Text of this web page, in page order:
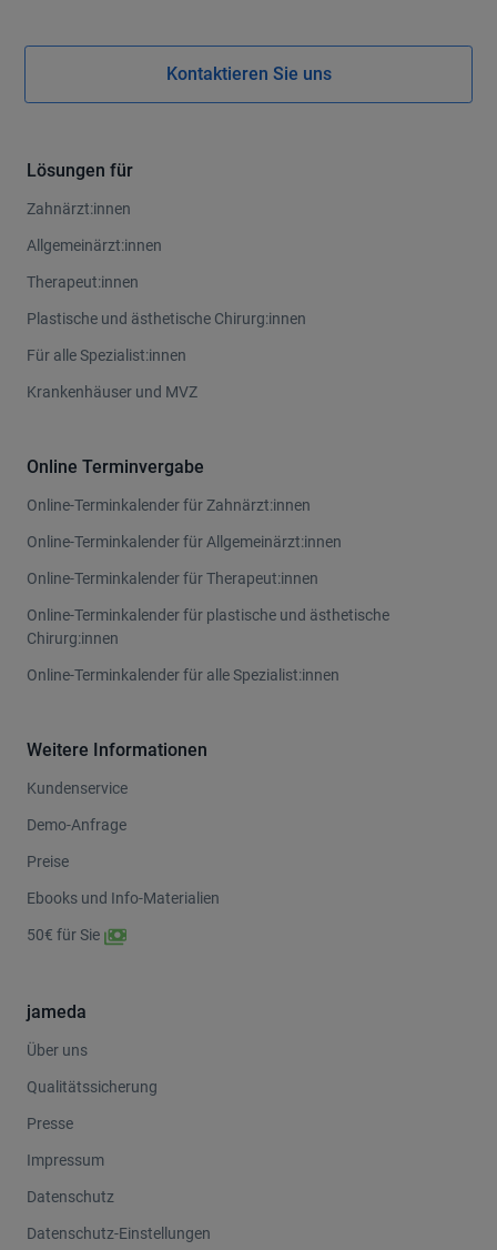
Kontaktieren Sie uns
Lösungen für
Zahnärzt:innen
Allgemeinärzt:innen
Therapeut:innen
Plastische und ästhetische Chirurg:innen
Für alle Spezialist:innen
Krankenhäuser und MVZ
Online Terminvergabe
Online-Terminkalender für Zahnärzt:innen
Online-Terminkalender für Allgemeinärzt:innen
Online-Terminkalender für Therapeut:innen
Online-Terminkalender für plastische und ästhetische
Chirurg:innen
Online-Terminkalender für alle Spezialist:innen
Weitere Informationen
Kundenservice
Demo-Anfrage
Preise
Ebooks und Info-Materialien
50€ für Sie
jameda
Über uns
Qualitätssicherung
Presse
Impressum
Datenschutz
Datenschutz-Einstellungen